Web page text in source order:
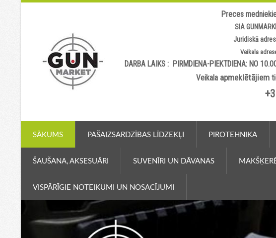
Preces
SIA
Juridiskā
Veikala
DARBA LAIKS : PIRMDIENA-PIEKTDIENA: NO
Veikala apmeklētājiem
SĀKUMS PAŠAIZSARDZĪBAS LĪDZEKĻI PIROTEHNIKA
ŠAUŠANA, AKSESUĀRI SUVENĪRI UN DĀVANAS
VISPĀRĪGIE NOTEIKUMI UN NOSACĪJUMI